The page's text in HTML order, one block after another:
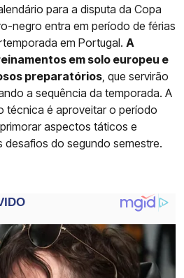
para a disputa da Copa
negro entra em período de férias
em Portugal. A
em solo europeu e
preparatórios , que servirão
a sequência da temporada. A
técnica é aproveitar o período
aspectos táticos e
desafios do segundo semestre.